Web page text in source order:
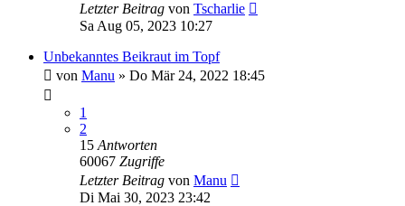
Letzter Beitrag von Tscharlie
Sa Aug 05, 2023 10:27
Unbekanntes Beikraut im Topf
von Manu » Do Mär 24, 2022 18:45
1
2
15 Antworten
60067 Zugriffe
Letzter Beitrag von Manu
Di Mai 30, 2023 23:42